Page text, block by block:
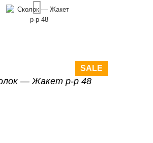
SALE
— Жакет р-р 48